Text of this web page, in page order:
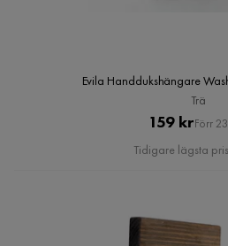
Evila Handdukshängare
Trä
Pris
159 kr
Pris
Förr
Tidigare lägsta